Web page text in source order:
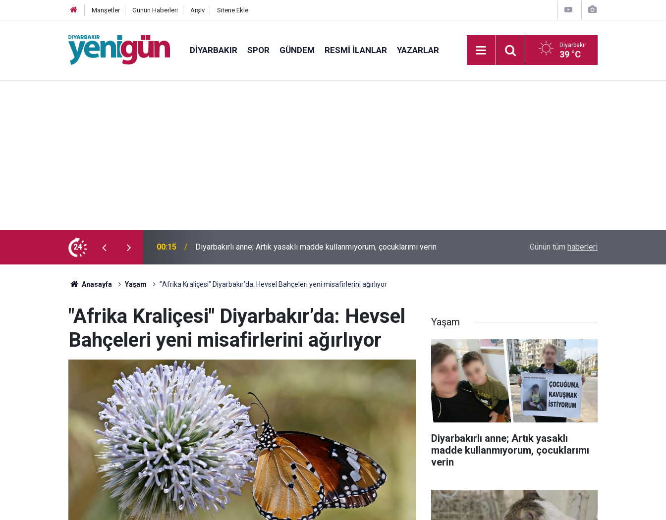
Manşetler Günün Haberleri Arşiv Sitene Ekle
DIYARBAKIR SPOR GÜNDEM RESMI İLANLAR YAZARLAR Diyarbakır
39 °C
24
kullanmıyorum, çocuklarımı verin 00:05 Mesut Çokur yazdı; Gelecek Yolda mı Kaldı? Barış Ünal yazdı; Silahlar susarsa gelecek
Günün tüm haberleri
Anasayfa Yaşam "Afrika Kraliçesi" Diyarbakır’da: Hevsel Bahçeleri yeni misafirlerini ağırlıyor
"Afrika Kraliçesi" Diyarbakır’da: Hevsel
Bahçeleri yeni misafirlerini ağırlıyor
Yaşam
Diyarbakırlı anne; Artık yasaklı
madde kullanmıyorum, çocuklarımı
verin